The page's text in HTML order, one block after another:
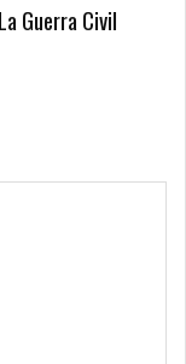
Guerra Civil